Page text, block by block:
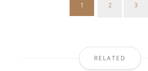
1 2 3
RELATED